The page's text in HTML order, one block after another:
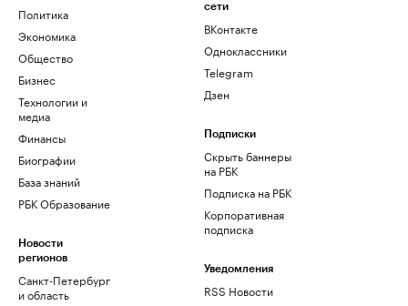
Политика
Экономика
Общество
Бизнес
Технологии и
медиа
Финансы
Биографии
База знаний
РБК Образование
Новости
регионов
Санкт-Петербург
и область
сети
ВКонтакте
Одноклассники
Telegram
Дзен
Подписки
Скрыть баннеры
на РБК
Подписка на РБК
Корпоративная
подписка
Уведомления
RSS Новости